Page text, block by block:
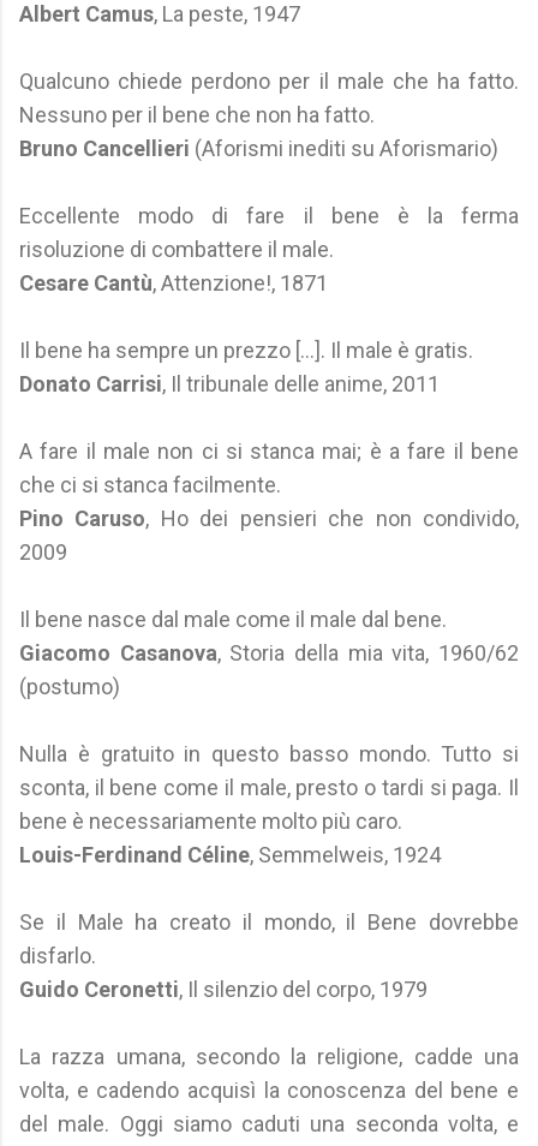
Albert Camus, La peste, 1947
Qualcuno chiede perdono per il male che ha fatto.
Nessuno per il bene che non ha fatto.
Bruno Cancellieri (Aforismi inediti su Aforismario)
Eccellente modo di fare il bene è la ferma
risoluzione di combattere il male.
Cesare Cantù, Attenzione!, 1871
Il bene ha sempre un prezzo [...]. Il male è gratis.
Donato Carrisi, Il tribunale delle anime, 2011
A fare il male non ci si stanca mai; è a fare il bene
che ci si stanca facilmente.
Pino Caruso, Ho dei pensieri che non condivido,
2009
Il bene nasce dal male come il male dal bene.
Giacomo Casanova, Storia della mia vita, 1960/62
(postumo)
Nulla è gratuito in questo basso mondo. Tutto si
sconta, il bene come il male, presto o tardi si paga. Il
bene è necessariamente molto più caro.
Louis-Ferdinand Céline, Semmelweis, 1924
Se il Male ha creato il mondo, il Bene dovrebbe
disfarlo.
Guido Ceronetti, Il silenzio del corpo, 1979
La razza umana, secondo la religione, cadde una
volta, e cadendo acquisì la conoscenza del bene e
del male. Oggi siamo caduti una seconda volta, e